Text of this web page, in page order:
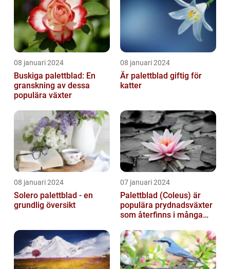
08 januari 2024
Buskiga palettblad: En
granskning av dessa
populära växter
08 januari 2024
Är palettblad giftig för
katter
08 januari 2024
Solero palettblad - en
grundlig översikt
07 januari 2024
Palettblad (Coleus) är
populära prydnadsväxter
som återfinns i många
trädgårdar...